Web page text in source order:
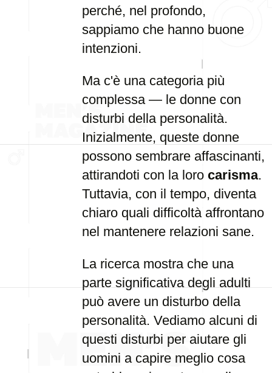
perché, nel profondo,
sappiamo che hanno buone
intenzioni.
Ma c'è una categoria più
complessa — le donne con
disturbi della personalità.
Inizialmente, queste donne
possono sembrare affascinanti,
attirandoti con la loro carisma.
Tuttavia, con il tempo, diventa
chiaro quali difficoltà affrontano
nel mantenere relazioni sane.
La ricerca mostra che una
parte significativa degli adulti
può avere un disturbo della
personalità. Vediamo alcuni di
questi disturbi per aiutare gli
uomini a capire meglio cosa